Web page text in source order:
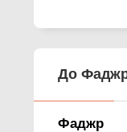
До
Фаджр